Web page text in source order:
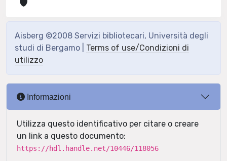
Aisberg ©2008 Servizi bibliotecari, Università degli
studi di Bergamo | Terms of use/Condizioni di
utilizzo
Informazioni
Utilizza questo identificativo per citare o creare
un link a questo documento:
https://hdl.handle.net/10446/118056